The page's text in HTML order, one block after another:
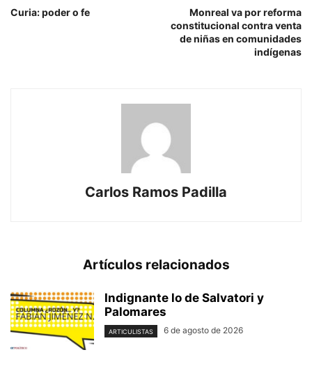
Curia: poder o fe
Monreal va por reforma
constitucional contra venta
de niñas en comunidades
indígenas
Carlos Ramos Padilla
Artículos relacionados
Indignante lo de Salvatori y
Palomares
ARTICULISTAS 6 de agosto de 2026